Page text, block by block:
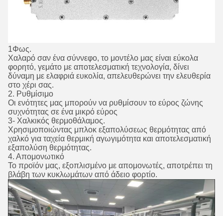
1Φως.
Χαλαρό σαν ένα σύννεφο, το μοντέλο μας είναι εύκολα
φορητό, γεμάτο με αποτελεσματική τεχνολογία, δίνει
δύναμη με ελαφριά ευκολία, απελευθερώνει την ελευθερία
στο χέρι σας.
2. Ρυθμίσιμο
Οι ενότητες μας μπορούν να ρυθμίσουν το εύρος ζώνης
συχνότητας σε ένα μικρό εύρος
3- Χαλκικός θερμοθάλαμος.
Χρησιμοποιώντας μπλοκ εξαπολύσεως θερμότητας από
χαλκό για ταχεία θερμική αγωγιμότητα και αποτελεσματική
εξαπολύση θερμότητας.
4. Απομονωτικό
Το προϊόν μας, εξοπλισμένο με απομονωτές, αποτρέπει τη
βλάβη των κυκλωμάτων από άδειο φορτίο.